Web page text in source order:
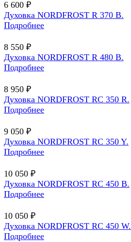
6 600 ₽
Духовка NORDFROST R 370 B.
Подробнее
8 550 ₽
Духовка NORDFROST R 480 B.
Подробнее
8 950 ₽
Духовка NORDFROST RC 350 R.
Подробнее
9 050 ₽
Духовка NORDFROST RC 350 Y.
Подробнее
10 050 ₽
Духовка NORDFROST RC 450 B.
Подробнее
10 050 ₽
Духовка NORDFROST RC 450 W.
Подробнее